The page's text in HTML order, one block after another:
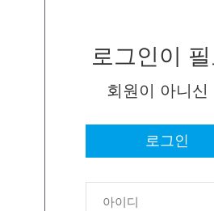
로그인이
회원이 아니
로그인